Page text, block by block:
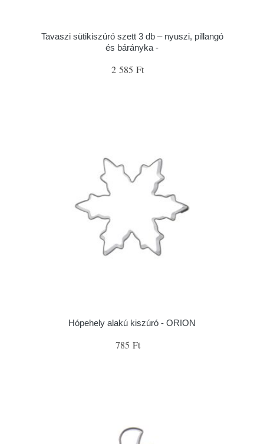
Tavaszi sütikiszúró szett 3 db – nyuszi, pillangó
és bárányka -
2 585 Ft
Hópehely alakú kiszúró - ORION
785 Ft